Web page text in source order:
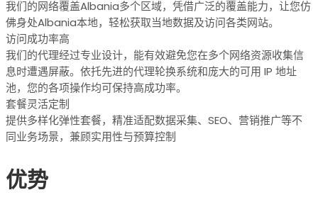
我们的网络覆盖Albania多个区域，凭借广泛的覆盖能力，让您仿
佛身处Albania本地，轻松获取当地数据及访问各类网站。
访问成功率高
我们的代理经过专业设计，能有效避免您在多个网络资源收集信
息时遭遇屏蔽。依托先进的代理轮换系统和庞大的可用 IP 地址
池，您的各项操作均可保持高成功率。
套餐灵活定制
提供多样化弹性套餐，精准适配数据采集、SEO、营销推广等不
同业务场景，兼顾实用性与预算控制
优势